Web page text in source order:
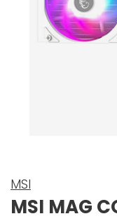
MSI
MSI MAG